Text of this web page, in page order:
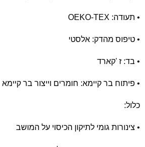
• תעודה: OEKO-TEX
• טיפוס מהדק: אלסטי
• בד: ז 'קארד
• פיתוח בר קיימא: חומרים וייצור בר קיימא
כלול:
• צינורות גומי לתיקון הכיסוי על המושב